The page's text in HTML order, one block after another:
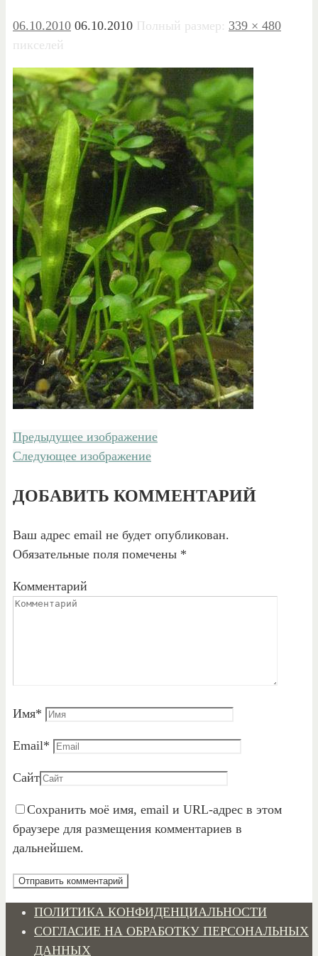
06.10.2010 06.10.2010 Полный размер: 339 × 480
пикселей
Предыдущее изображение
Следующее изображение
ДОБАВИТЬ КОММЕНТАРИЙ
Ваш адрес email не будет опубликован.
Обязательные поля помечены *
Комментарий
Имя*
Email*
Сайт
Сохранить моё имя, email и URL-адрес в этом
браузере для размещения комментариев в
дальнейшем.
ПОЛИТИКА КОНФИДЕНЦИАЛЬНОСТИ
СОГЛАСИЕ НА ОБРАБОТКУ ПЕРСОНАЛЬНЫХ
ДАННЫХ